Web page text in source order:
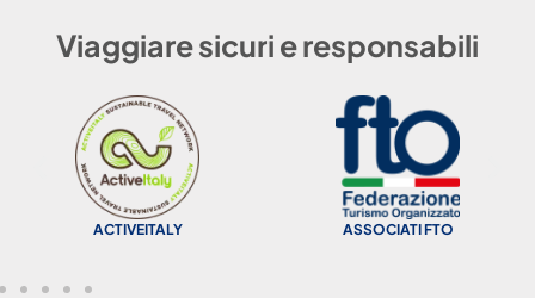
Viaggiare sicuri e responsabili
ACTIVEITALY ASSOCIATI FTO